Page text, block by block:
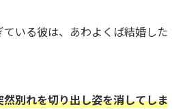
いる彼は、あわよくば結婚した
別れを切り出し姿を消してしま